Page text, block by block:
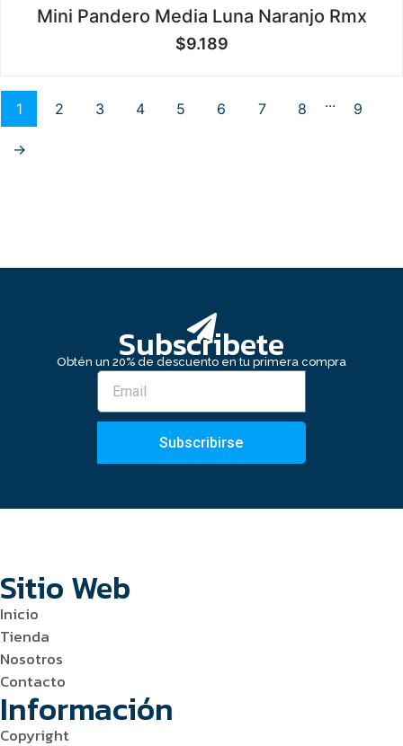
Valorado
en
de
Mini Pandero Media Luna Naranjo Rmx
$9.189
1 2 3 4 5 6 7 8 ... 9
→
Subscribete
Obtén un 20% de descuento en tu primera compra
Subscribirse
Sitio Web
Inicio
Tienda
Nosotros
Contacto
Información
Copyright